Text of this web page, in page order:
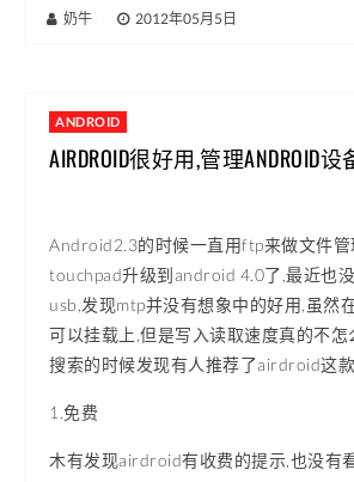
奶牛 2012年05月5日
ANDROID
AIRDROID很好用,管理ANDROID
Android2.3的时候一直用ftp来做文件管
touchpad升级到android 4.0了,最近也
usb,发现mtp并没有想象中的好用,虽然
可以挂载上,但是写入读取速度真的不怎
搜索的时候发现有人推荐了airdroid这
1.免费
木有发现airdroid有收费的提示,也没有